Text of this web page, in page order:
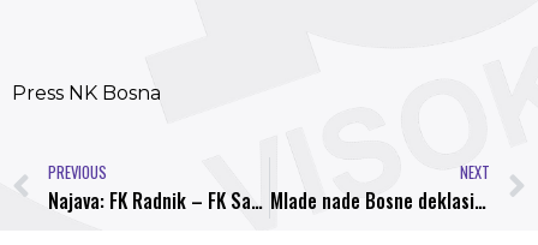
Press NK Bosna
PREVIOUS
Najava: FK Radnik – FK Sarajevo
NEXT
Mlade nade Bosne deklasirale Kosmos rezultatom 1:4